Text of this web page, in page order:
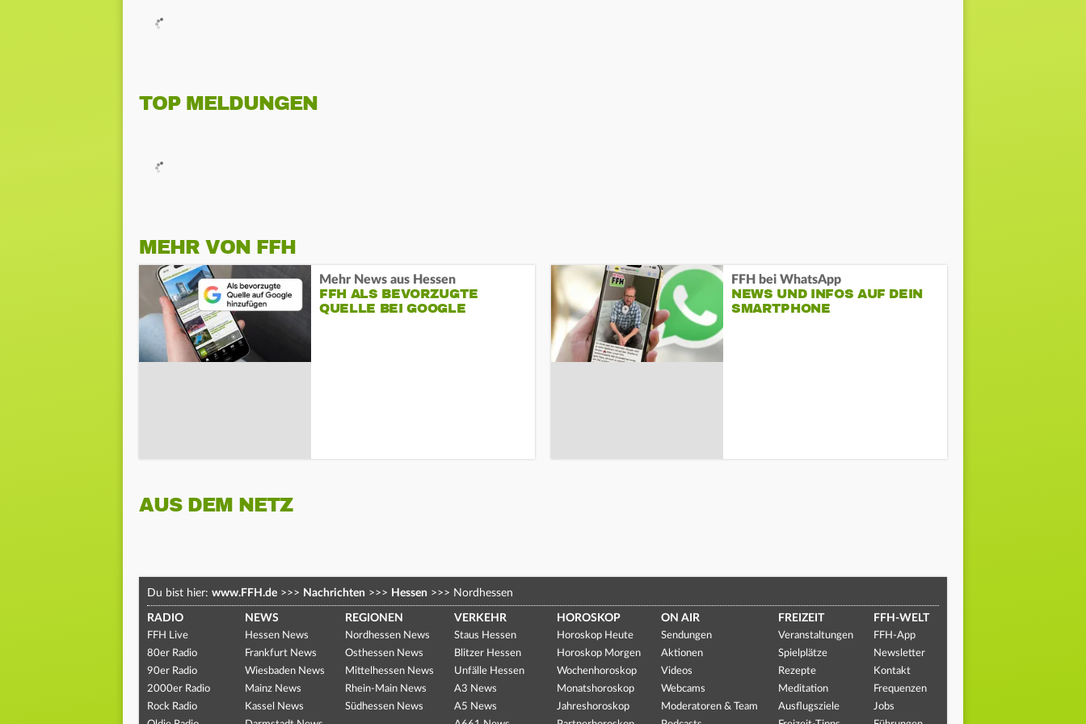
TOP MELDUNGEN
MEHR VON FFH
Mehr News aus Hessen
FFH ALS BEVORZUGTE
QUELLE BEI GOOGLE
FFH bei WhatsApp
NEWS UND INFOS AUF DEIN
SMARTPHONE
AUS DEM NETZ
Du bist hier: www.FFH.de >>> Nachrichten >>> Hessen >>> Nordhessen
RADIO
FFH Live
80er Radio
90er Radio
2000er Radio
Rock Radio
NEWS
Hessen News
Frankfurt News
Wiesbaden News
Mainz News
Kassel News
REGIONEN
Nordhessen News
Osthessen News
Mittelhessen News
Rhein-Main News
Südhessen News
VERKEHR
Staus Hessen
Blitzer Hessen
Unfälle Hessen
A3 News
A5 News
HOROSKOP
Horoskop Heute
Horoskop Morgen
Wochenhoroskop
Monatshoroskop
Jahreshoroskop
ON AIR
Sendungen
Aktionen
Videos
Webcams
Moderatoren & Team
FREIZEIT
Veranstaltungen
Spielplätze
Rezepte
Meditation
Ausflugsziele
FFH-WELT
FFH-App
Newsletter
Kontakt
Frequenzen
Jobs